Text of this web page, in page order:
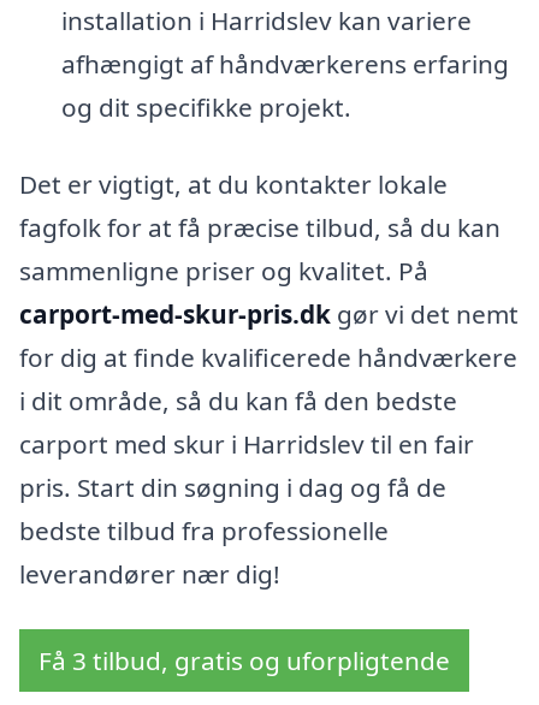
installation i Harridslev kan variere
afhængigt af håndværkerens erfaring
og dit specifikke projekt.
Det er vigtigt, at du kontakter lokale
fagfolk for at få præcise tilbud, så du kan
sammenligne priser og kvalitet. På
carport-med-skur-pris.dk gør vi det nemt
for dig at finde kvalificerede håndværkere
i dit område, så du kan få den bedste
carport med skur i Harridslev til en fair
pris. Start din søgning i dag og få de
bedste tilbud fra professionelle
leverandører nær dig!
Få 3 tilbud, gratis og uforpligtende